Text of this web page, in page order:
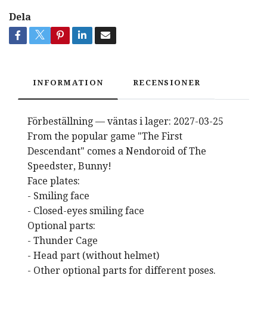
Dela
INFORMATION RECENSIONER
Förbeställning — väntas i lager: 2027-03-25
From the popular game "The First
Descendant" comes a Nendoroid of The
Speedster, Bunny!
Face plates:
- Smiling face
- Closed-eyes smiling face
Optional parts:
- Thunder Cage
- Head part (without helmet)
- Other optional parts for different poses.